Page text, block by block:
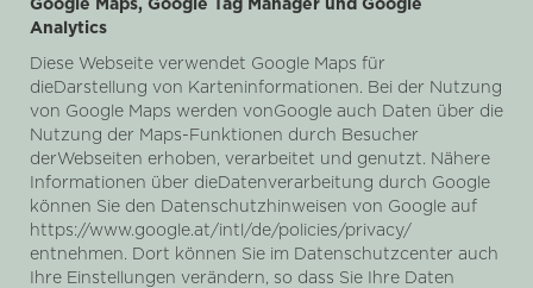
Google Maps, Google Tag Manager und Google
Analytics
Diese Webseite verwendet Google Maps für
dieDarstellung von Karteninformationen. Bei der Nutzung
von Google Maps werden vonGoogle auch Daten über die
Nutzung der Maps-Funktionen durch Besucher
derWebseiten erhoben, verarbeitet und genutzt. Nähere
Informationen über dieDatenverarbeitung durch Google
können Sie den Datenschutzhinweisen von Google auf
https://www.google.at/intl/de/policies/privacy/
entnehmen. Dort können Sie im Datenschutzcenter auch
Ihre Einstellungen verändern, so dass Sie Ihre Daten